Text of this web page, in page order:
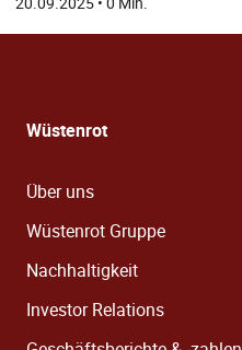
Wüstenrot
Über uns
Wüstenrot Gruppe
Nachhaltigkeit
Investor Relations